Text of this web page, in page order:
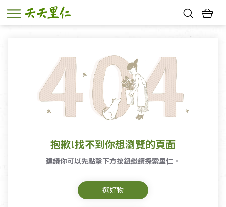
抱歉!找不到你想瀏覽的頁面
建議你可以先點擊下方按鈕繼續探索里仁。
選好物